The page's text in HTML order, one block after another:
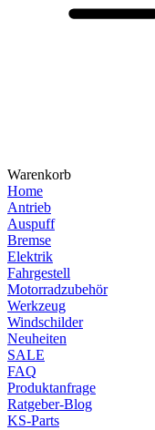
Warenkorb
Home
Antrieb
Auspuff
Bremse
Elektrik
Fahrgestell
Motorradzubehör
Werkzeug
Windschilder
Neuheiten
SALE
FAQ
Produktanfrage
Ratgeber-Blog
KS-Parts